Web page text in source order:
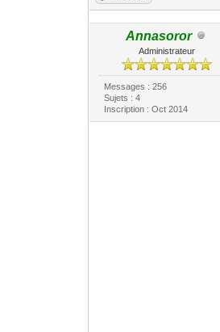
Annasoror
Administrateur
Messages : 256
Sujets : 4
Inscription : Oct 2014